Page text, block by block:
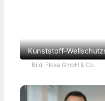
Kunststoff-
Bild: Flexa GmbH & Co.